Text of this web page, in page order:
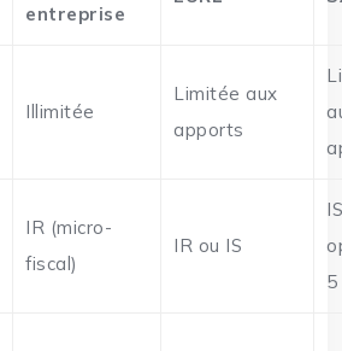
entreprise
Illimitée
Limitée aux
apports
IR (micro-
fiscal)
IR ou IS